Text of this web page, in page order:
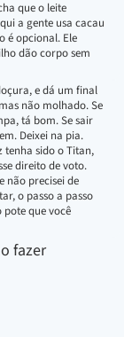
que o leite
a gente usa cacau
é opcional. Ele
dão corpo sem
e dá um final
não molhado. Se
tá bom. Se sair
Deixei na pia.
tenha sido o Titan,
direito de voto.
não precisei de
o passo a passo
que você
fazer